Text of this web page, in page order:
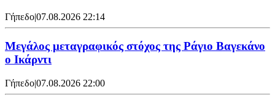
Γήπεδο|07.08.2026 22:14
Μεγάλος μεταγραφικός στόχος της Ράγιο Βαγεκάνο
ο Ικάρντι
Γήπεδο|07.08.2026 22:00